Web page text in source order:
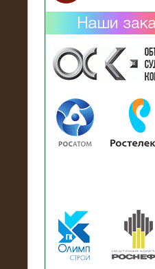
02.02.2019
Нагрузочный
кВ) поставлен в